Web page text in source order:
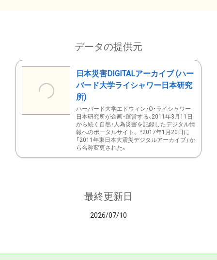
データの提供元
日本災害DIGITALアーカイブ (ハー
バード大学ライシャワー日本研究
所)
ハーバード大学エドウィン・O・ライシャワー
日本研究所が企画・運営する、2011年3月11日
から続く自然・人為災害を記録したデジタル情
報へのポータルサイト。 *2017年1月20日に
「2011年東日本大震災デジタルアーカイブ」か
ら名称変更された。
最終更新日
2026/07/10